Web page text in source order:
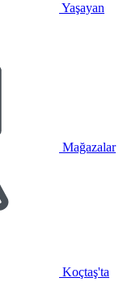
Yaşayan
Mağazalar
Koçtaş'ta